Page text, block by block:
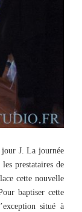
jour J. La journée
prestataires de
cette nouvelle
baptiser cette
situé à